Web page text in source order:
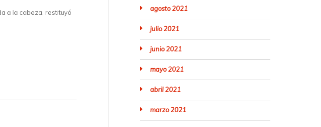
a la cabeza, restituyó
agosto 2021
julio 2021
junio 2021
mayo 2021
abril 2021
marzo 2021